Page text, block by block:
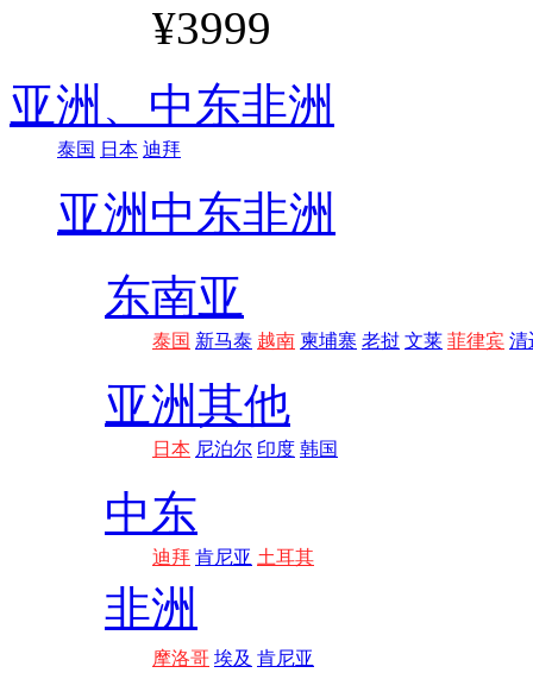
¥3999
亚洲、 中东非洲
泰国 日本 迪拜
亚洲 中东非洲
东南亚
泰国 新马泰 越南 柬埔寨 老挝 文莱 菲律宾 清
亚洲其他
日本 尼泊尔 印度 韩国
中东
迪拜 肯尼亚 土耳其
非洲
摩洛哥 埃及 肯尼亚